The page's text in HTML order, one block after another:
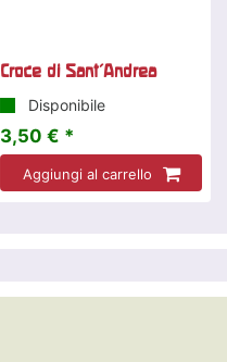
Croce di Sant'Andrea
Disponibile
3,50 € *
Aggiungi al carrello